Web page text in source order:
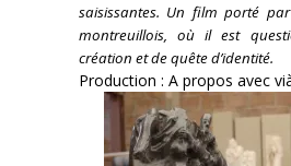
saisissantes. Un film porté
montreuillois, où il est
création et de quête d’identité.
Production : A propos avec